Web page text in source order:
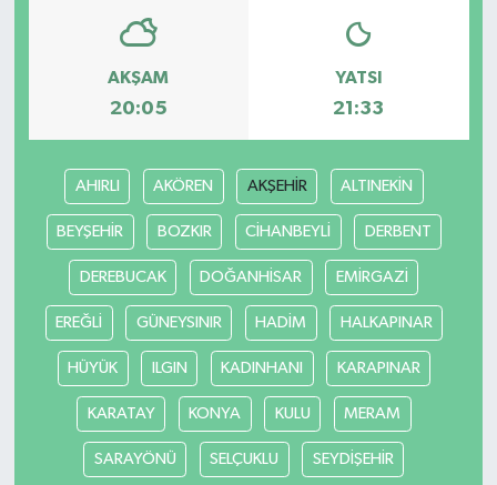
AKŞAM
20:05
YATSI
21:33
AHIRLI AKÖREN AKŞEHİR ALTINEKİN
BEYŞEHİR BOZKIR CİHANBEYLİ DERBENT
DEREBUCAK DOĞANHİSAR EMİRGAZİ
EREĞLİ GÜNEYSINIR HADİM HALKAPINAR
HÜYÜK ILGIN KADINHANI KARAPINAR
KARATAY KONYA KULU MERAM
SARAYÖNÜ SELÇUKLU SEYDİŞEHİR